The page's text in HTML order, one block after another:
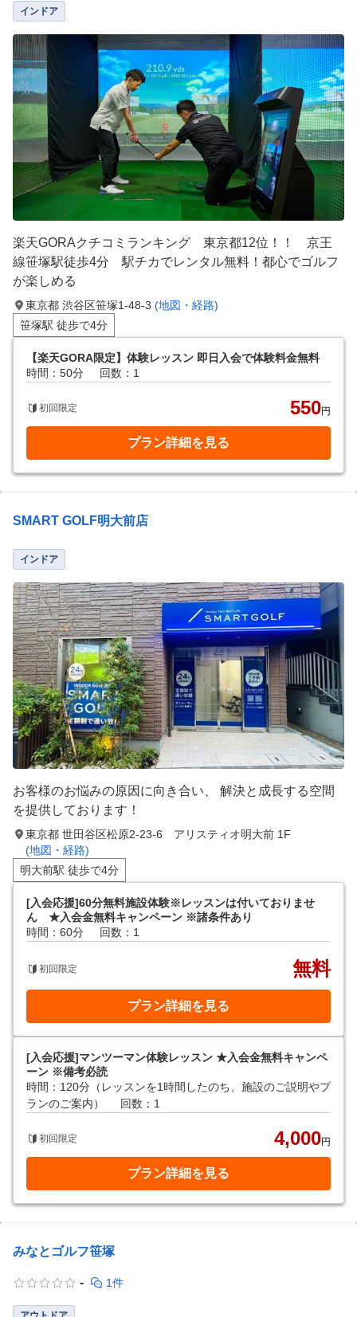
インドア
楽天GORAクチコミランキング 東京都12位！！ 京王
線笹塚駅徒歩4分 駅チカでレンタル無料！都心でゴルフ
が楽しめる
東京都 渋谷区笹塚1-48-3 (地図・経路)
笹塚駅 徒歩で4分
【楽天GORA限定】体験レッスン 即日入会で体験料金無料
時間：50分
回数：1
初回限定 550円
プラン詳細を見る
SMART GOLF明大前店
インドア
お客様のお悩みの原因に向き合い、 解決と成長する空間
を提供しております！
東京都 世田谷区松原2-23-6 アリスティオ明大前 1F
(地図・経路)
明大前駅 徒歩で4分
[入会応援]60分無料施設体験※レッスンは付いておりませ
ん ★入会金無料キャンペーン ※諸条件あり
時間：60分
回数：1
初回限定 無料
プラン詳細を見る
[入会応援]マンツーマン体験レッスン ★入会金無料キャンペ
ーン ※備考必読
時間：120分（レッスンを1時間したのち、施設のご説明やプ
ランのご案内）
回数：1
初回限定 4,000円
プラン詳細を見る
みなとゴルフ笹塚
- 1件